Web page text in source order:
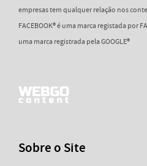
empresas tem qualquer relação nos
FACEBOOK® é uma marca registada por
uma marca registrada pela GOOGLE®
Sobre o Site